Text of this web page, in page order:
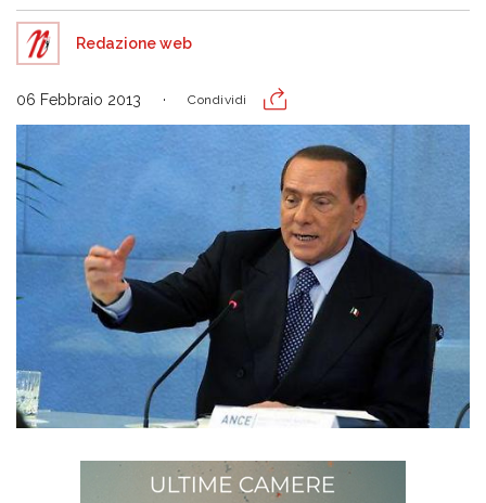
Redazione web
06 Febbraio 2013 Condividi